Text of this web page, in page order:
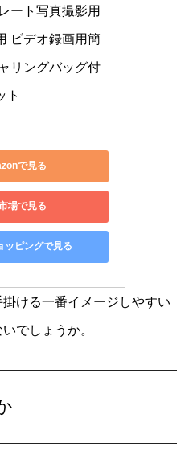
ート写真撮影用
ビデオ録画用簡
リングバッグ付
ト
で見る
場で見る
ッピングで見る
ける一番イメージしやすい
でしょうか。